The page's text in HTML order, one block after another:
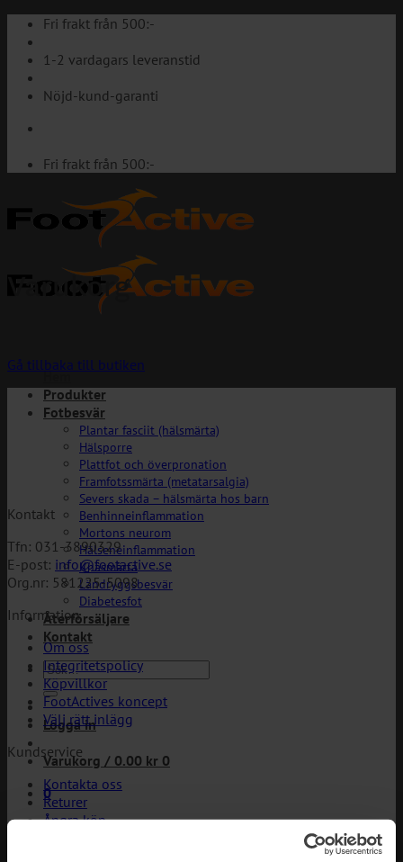
Skip
content
Fri frakt från 500:-
1-2 vardagars leveranstid
Nöjd-kund-garanti
Fri frakt från 500:-
Hem
Produkter
Fotbesvär
Plantar fasciit (hälsmärta)
Hälsporre
Plattfot och överpronation
Framfotssmärta (metatarsalgia)
Severs skada – hälsmärta hos barn
Benhinneinflammation
Mortons neurom
Hälseneinflammation
Knäsmärta
Ländryggsbesvär
Diabetesfot
Återförsäljare
Kontakt
Sök
efter:
Logga in
Varukorg / 0.00 kr 0
0
Varukorg
Gå tillbaka till butiken
Kontakt
Tfn: 031-3890329
E-post: info@footactive.se
Org.nr: 581225-5098
Information
Om oss
Integritetspolicy
Köpvillkor
FootActives koncept
Välj rätt inlägg
Kundservice
Kontakta oss
Returer
Ångra köp